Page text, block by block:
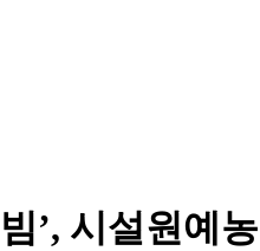
’, 시설원예